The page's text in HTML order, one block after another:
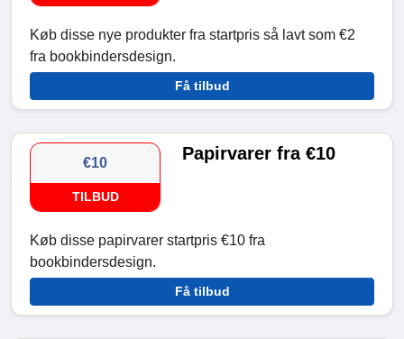
Køb disse nye produkter fra startpris så lavt som €2
fra bookbindersdesign.
Få tilbud
€10
TILBUD
Papirvarer fra €10
Køb disse papirvarer startpris €10 fra
bookbindersdesign.
Få tilbud